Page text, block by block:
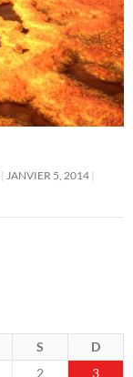
JANVIER 5, 2014
S
D
2 3